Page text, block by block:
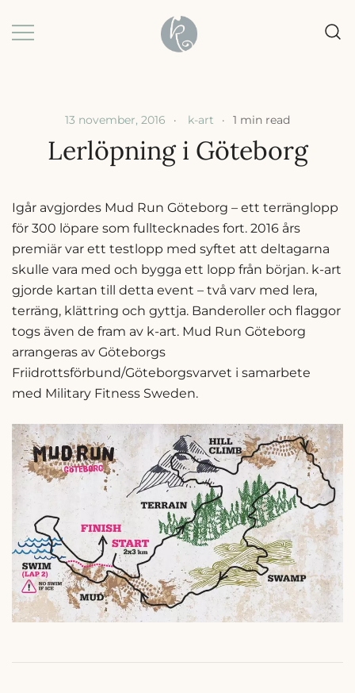
to
13 november, 2016 k-art 1 min read
Lerlöpning i Göteborg
Igår avgjordes Mud Run Göteborg – ett terränglopp
för 300 löpare som fulltecknades fort. 2016 års
premiär var ett testlopp med syftet att deltagarna
skulle vara med och bygga ett lopp från början. k-art
gjorde kartan till detta event – två varv med lera,
terräng, klättring och gyttja. Banderoller och flaggor
togs även de fram av k-art. Mud Run Göteborg
arrangeras av Göteborgs
Friidrottsförbund/Göteborgsvarvet i samarbete
med Military Fitness Sweden.